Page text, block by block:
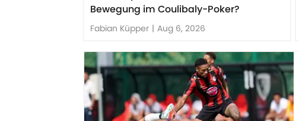
Bewegung im Coulibaly-Poker?
Fabian Küpper | Aug 6, 2026